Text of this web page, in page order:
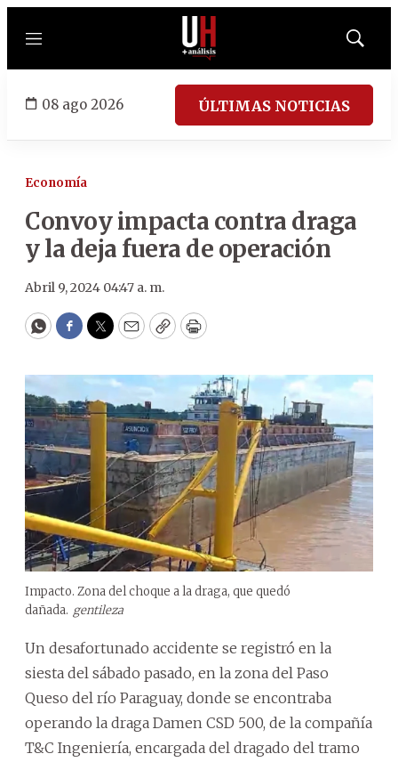
Menú
Mostrar
08 ago 2026 ÚLTIMAS NOTICIAS
Economía
Convoy impacta contra draga
y la deja fuera de operación
Abril 9, 2024 04:47 a. m.
WhatsApp
Facebook
Twitter
EmailCopyPrint
Impacto. Zona del choque a la draga, que quedó
dañada. gentileza
Un desafortunado accidente se registró en la
siesta del sábado pasado, en la zona del Paso
Queso del río Paraguay, donde se encontraba
operando la draga Damen CSD 500, de la compañía
T&C Ingeniería, encargada del dragado del tramo